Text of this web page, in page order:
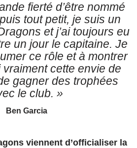
fierté d’être nommé
tout petit, je suis un
et j’ai toujours eu
un jour le capitaine. Je
ce rôle et à montrer
vraiment cette envie de
gagner des trophées
le club. »
Ben Garcia
viennent d’officialiser la